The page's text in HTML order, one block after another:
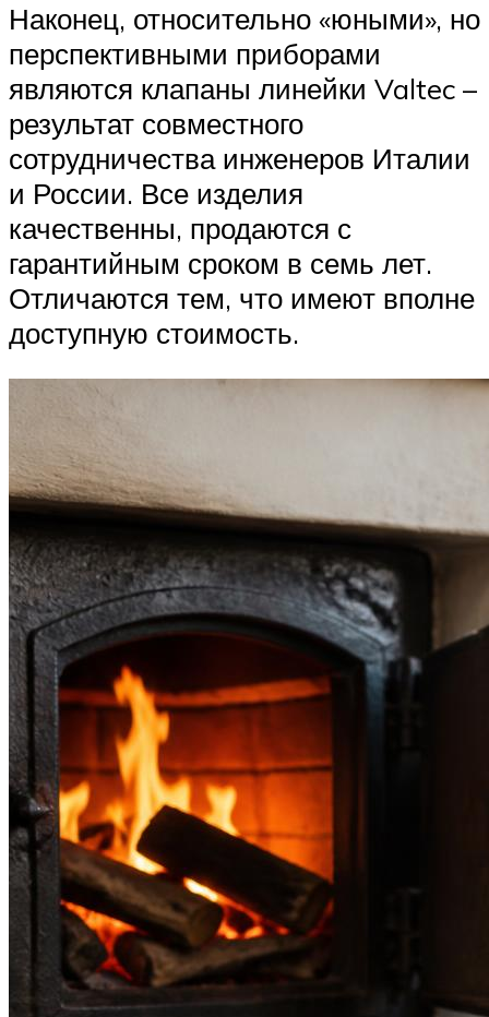
Наконец, относительно «юными», но
перспективными приборами
являются клапаны линейки Valtec –
результат совместного
сотрудничества инженеров Италии
и России. Все изделия
качественны, продаются с
гарантийным сроком в семь лет.
Отличаются тем, что имеют вполне
доступную стоимость.